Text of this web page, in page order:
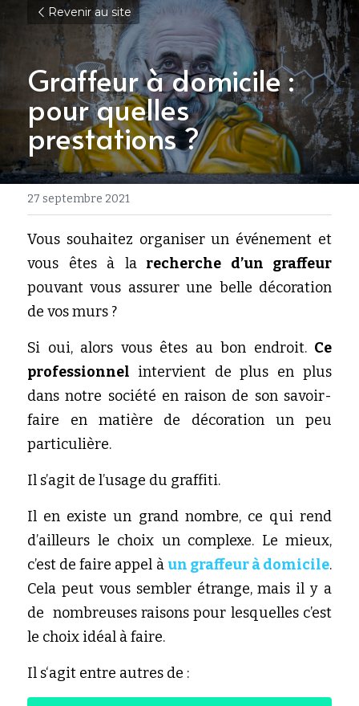
Revenir au site
Graffeur à domicile :
pour quelles
prestations ?
27 septembre 2021
Vous souhaitez organiser un événement et
vous êtes à la recherche d’un graffeur
pouvant vous assurer une belle décoration
de vos murs ?
Si oui, alors vous êtes au bon endroit. Ce
professionnel intervient de plus en plus
dans notre société en raison de son savoir-
faire en matière de décoration un peu
particulière.
Il s’agit de l’usage du graffiti.
Il en existe un grand nombre, ce qui rend
d’ailleurs le choix un complexe. Le mieux,
c’est de faire appel à un graffeur à domicile
Cela peut vous sembler étrange, mais il y a
de  nombreuses raisons pour lesquelles c’est
le choix idéal à faire.
Il s‘agit entre autres de :